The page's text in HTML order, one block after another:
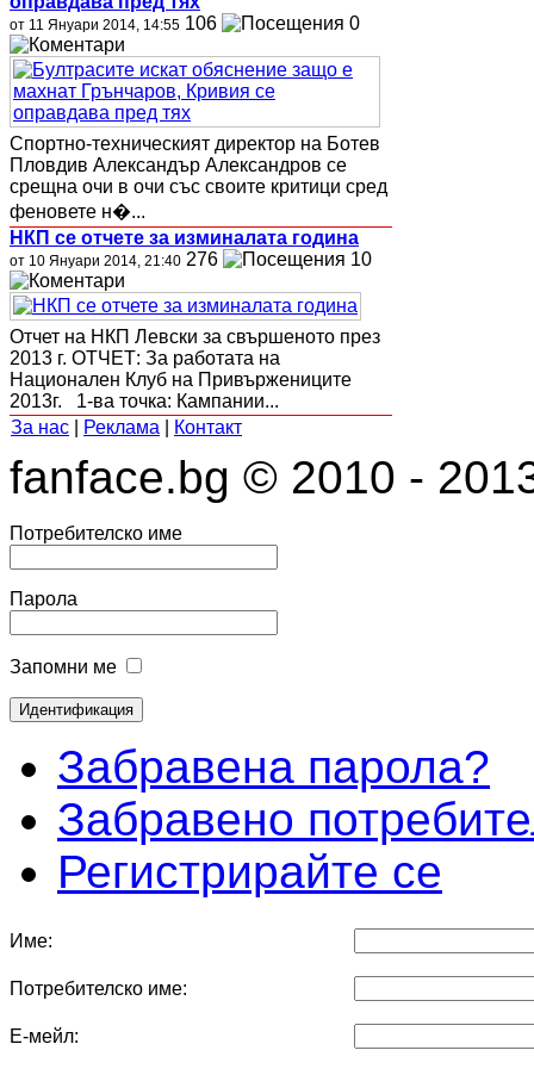
от 11 Януари 2014, 14:55 106 0
Спортно-техническият директор на Ботев
Пловдив Александър Александров се
срещна очи в очи със своите критици сред
феновете н�...
НКП се отчете за изминалата година
от 10 Януари 2014, 21:40 276 10
Отчет на НКП Левски за свършеното през
2013 г. ОТЧЕТ: За работата на
Национален Клуб на Привържениците
2013г. 1-ва точка: Кампании...
За нас
Реклама Контакт
fanface.bg © 2010 -
Потребителско име
Парола
Запомни ме
Забравена парола?
Забравено
Регистрирайте се
Име:
Потребителско име:
Е-мейл: